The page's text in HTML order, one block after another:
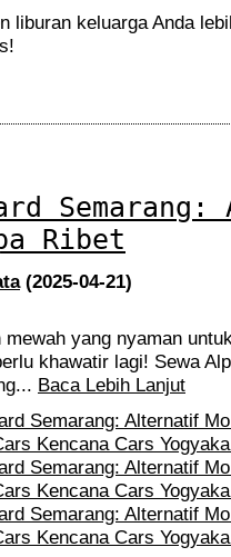
liburan keluarga Anda
Ribet
(2025-04-21)
yang nyaman
khawatir lagi! Sewa
Baca Lebih Lanjut
Semarang: Alternatif
Kencana Cars
Semarang: Alternatif
Kencana Cars
Semarang: Alternatif
Kencana Cars